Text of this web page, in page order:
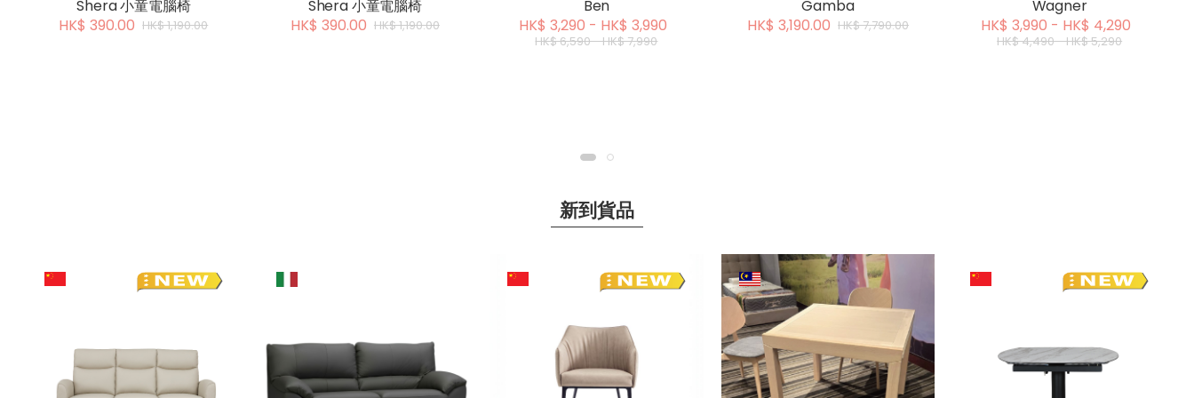
Shera 小童電腦椅
HK$ 390.00 HK$ 1,190.00
Shera 小童電腦椅
HK$ 390.00 HK$ 1,190.00
Ben
HK$ 3,290 - HK$ 3,990
HK$ 6,590 - HK$ 7,990
Gamba
HK$ 3,190.00 HK$ 7,790.00
Wagner
HK$ 3,990 - HK$ 4,290
HK$ 4,490 - HK$ 5,290
新到貨品